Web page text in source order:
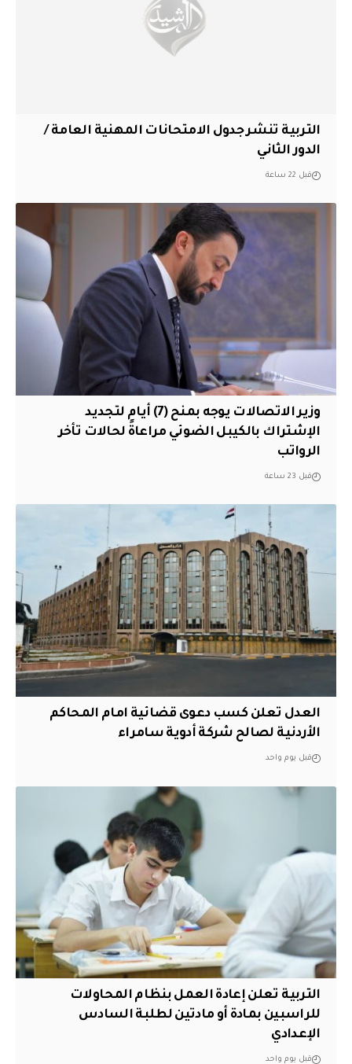
التربية تنشر جدول الامتحانات المهنية العامة /
الدور الثاني
قبل 22 ساعة
وزير الاتصالات يوجه بمنح (7) أيام لتجديد
الإشتراك بالكيبل الضوئي مراعاةً لحالات تأخر
الرواتب
قبل 23 ساعة
العدل تعلن كسب دعوى قضائية امام المحاكم
الأردنية لصالح شركة أدوية سامراء
قبل يوم واحد
التربية تعلن إعادة العمل بنظام المحاولات
للراسبين بمادة أو مادتين لطلبة السادس
الإعدادي
قبل يوم واحد